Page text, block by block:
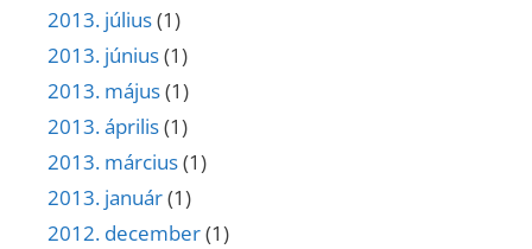
2013. július(1)
2013. június(1)
2013. május(1)
2013. április(1)
2013. március(1)
2013. január(1)
2012. december(1)